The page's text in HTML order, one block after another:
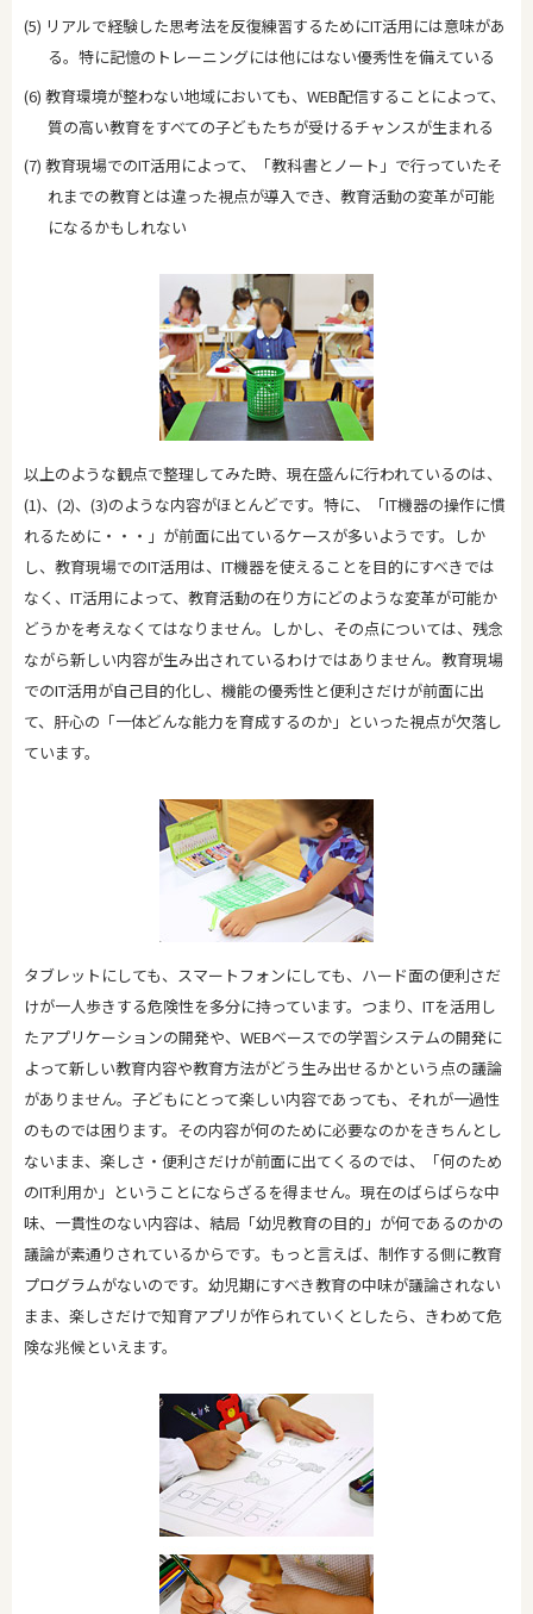
(5) リアルで経験した思考法を反復練習するためにIT活用には意味があ
る。特に記憶のトレーニングには他にはない優秀性を備えている
(6) 教育環境が整わない地域においても、WEB配信することによって、
質の高い教育をすべての子どもたちが受けるチャンスが生まれる
(7) 教育現場でのIT活用によって、「教科書とノート」で行っていたそ
れまでの教育とは違った視点が導入でき、教育活動の変革が可能
になるかもしれない
以上のような観点で整理してみた時、現在盛んに行われているのは、
(1)、(2)、(3)のような内容がほとんどです。特に、「IT機器の操作に慣
れるために・・・」が前面に出ているケースが多いようです。しか
し、教育現場でのIT活用は、IT機器を使えることを目的にすべきでは
なく、IT活用によって、教育活動の在り方にどのような変革が可能か
どうかを考えなくてはなりません。しかし、その点については、残念
ながら新しい内容が生み出されているわけではありません。教育現場
でのIT活用が自己目的化し、機能の優秀性と便利さだけが前面に出
て、肝心の「一体どんな能力を育成するのか」といった視点が欠落し
ています。
タブレットにしても、スマートフォンにしても、ハード面の便利さだ
けが一人歩きする危険性を多分に持っています。つまり、ITを活用し
たアプリケーションの開発や、WEBベースでの学習システムの開発に
よって新しい教育内容や教育方法がどう生み出せるかという点の議論
がありません。子どもにとって楽しい内容であっても、それが一過性
のものでは困ります。その内容が何のために必要なのかをきちんとし
ないまま、楽しさ・便利さだけが前面に出てくるのでは、「何のため
のIT利用か」ということにならざるを得ません。現在のばらばらな中
味、一貫性のない内容は、結局「幼児教育の目的」が何であるのかの
議論が素通りされているからです。もっと言えば、制作する側に教育
プログラムがないのです。幼児期にすべき教育の中味が議論されない
まま、楽しさだけで知育アプリが作られていくとしたら、きわめて危
険な兆候といえます。